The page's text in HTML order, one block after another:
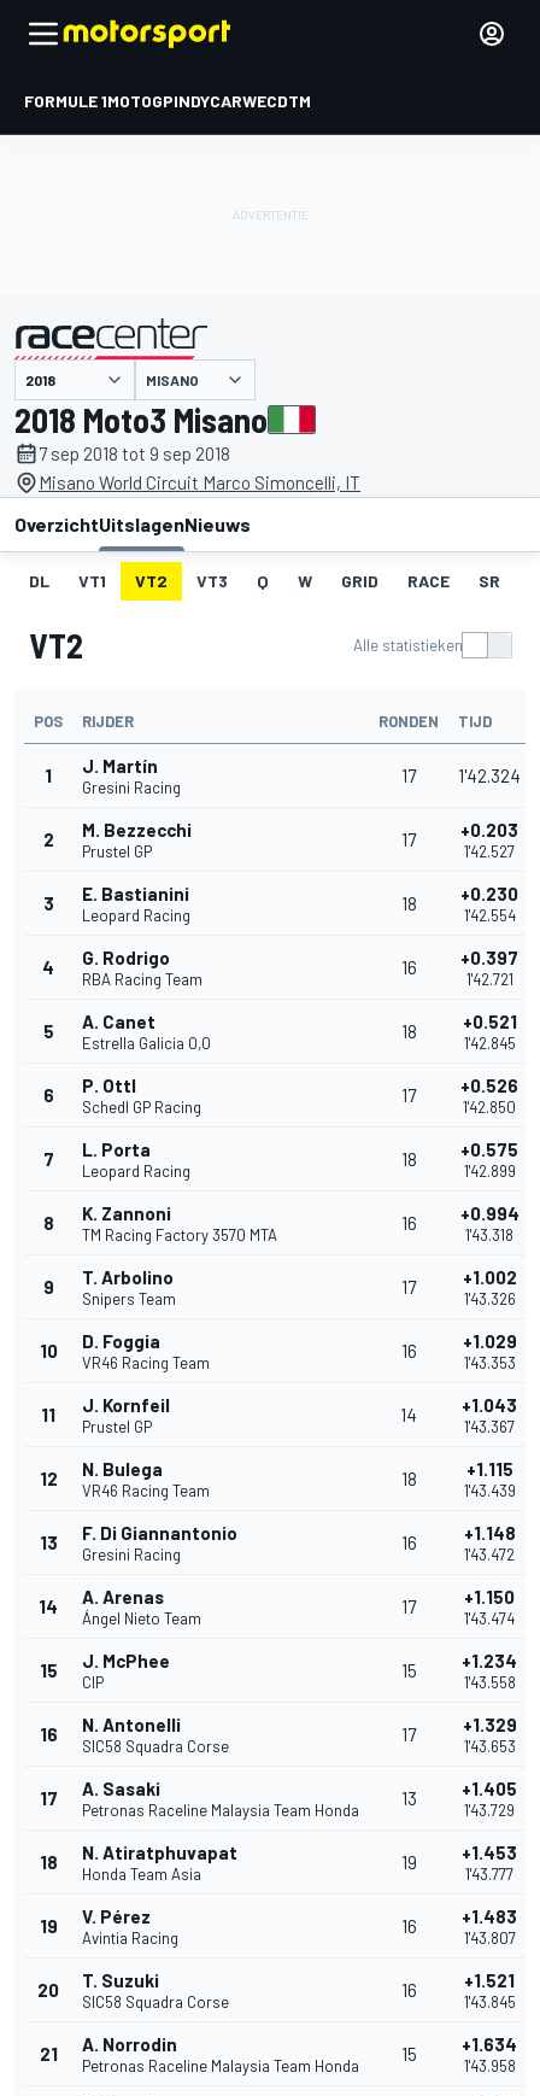
FORMULE 1MOTOGPINDYCARWECDTM
gepresenteerd door MISANO
2018 Moto3 Misano
7 sep 2018 tot 9 sep 2018
Misano World Circuit Marco Simoncelli, IT
OverzichtUitslagenNieuws
DL VT1 VT2 VT3 Q W GRID RACE SR
VT2 Alle statistieken
POS RIJDER RONDEN TIJD
1 J. Martín
Gresini Racing
17 1'42.324
2 M. Bezzecchi
Prustel GP
17 +0.203
1'42.527
3 E. Bastianini
Leopard Racing
18 +0.230
1'42.554
4 G. Rodrigo
RBA Racing Team
16 +0.397
1'42.721
5 A. Canet
Estrella Galicia 0,0
18 +0.521
1'42.845
6 P. Ottl
Schedl GP Racing
17 +0.526
1'42.850
7 L. Porta
Leopard Racing
18 +0.575
1'42.899
8 K. Zannoni
TM Racing Factory 3570 MTA
16 +0.994
1'43.318
9 T. Arbolino
Snipers Team
17 +1.002
1'43.326
10 D. Foggia
VR46 Racing Team
16 +1.029
1'43.353
11 J. Kornfeil
Prustel GP
14 +1.043
1'43.367
12 N. Bulega
VR46 Racing Team
18 +1.115
1'43.439
13 F. Di Giannantonio
Gresini Racing
16 +1.148
1'43.472
14 A. Arenas
Ángel Nieto Team
17 +1.150
1'43.474
15 J. McPhee
CIP
15 +1.234
1'43.558
16 N. Antonelli
SIC58 Squadra Corse
17 +1.329
1'43.653
17 A. Sasaki
Petronas Raceline Malaysia Team Honda
13 +1.405
1'43.729
18 N. Atiratphuvapat
Honda Team Asia
19 +1.453
1'43.777
19 V. Pérez
Avintia Racing
16 +1.483
1'43.807
20 T. Suzuki
SIC58 Squadra Corse
16 +1.521
1'43.845
21 A. Norrodin
Petronas Raceline Malaysia Team Honda
15 +1.634
1'43.958